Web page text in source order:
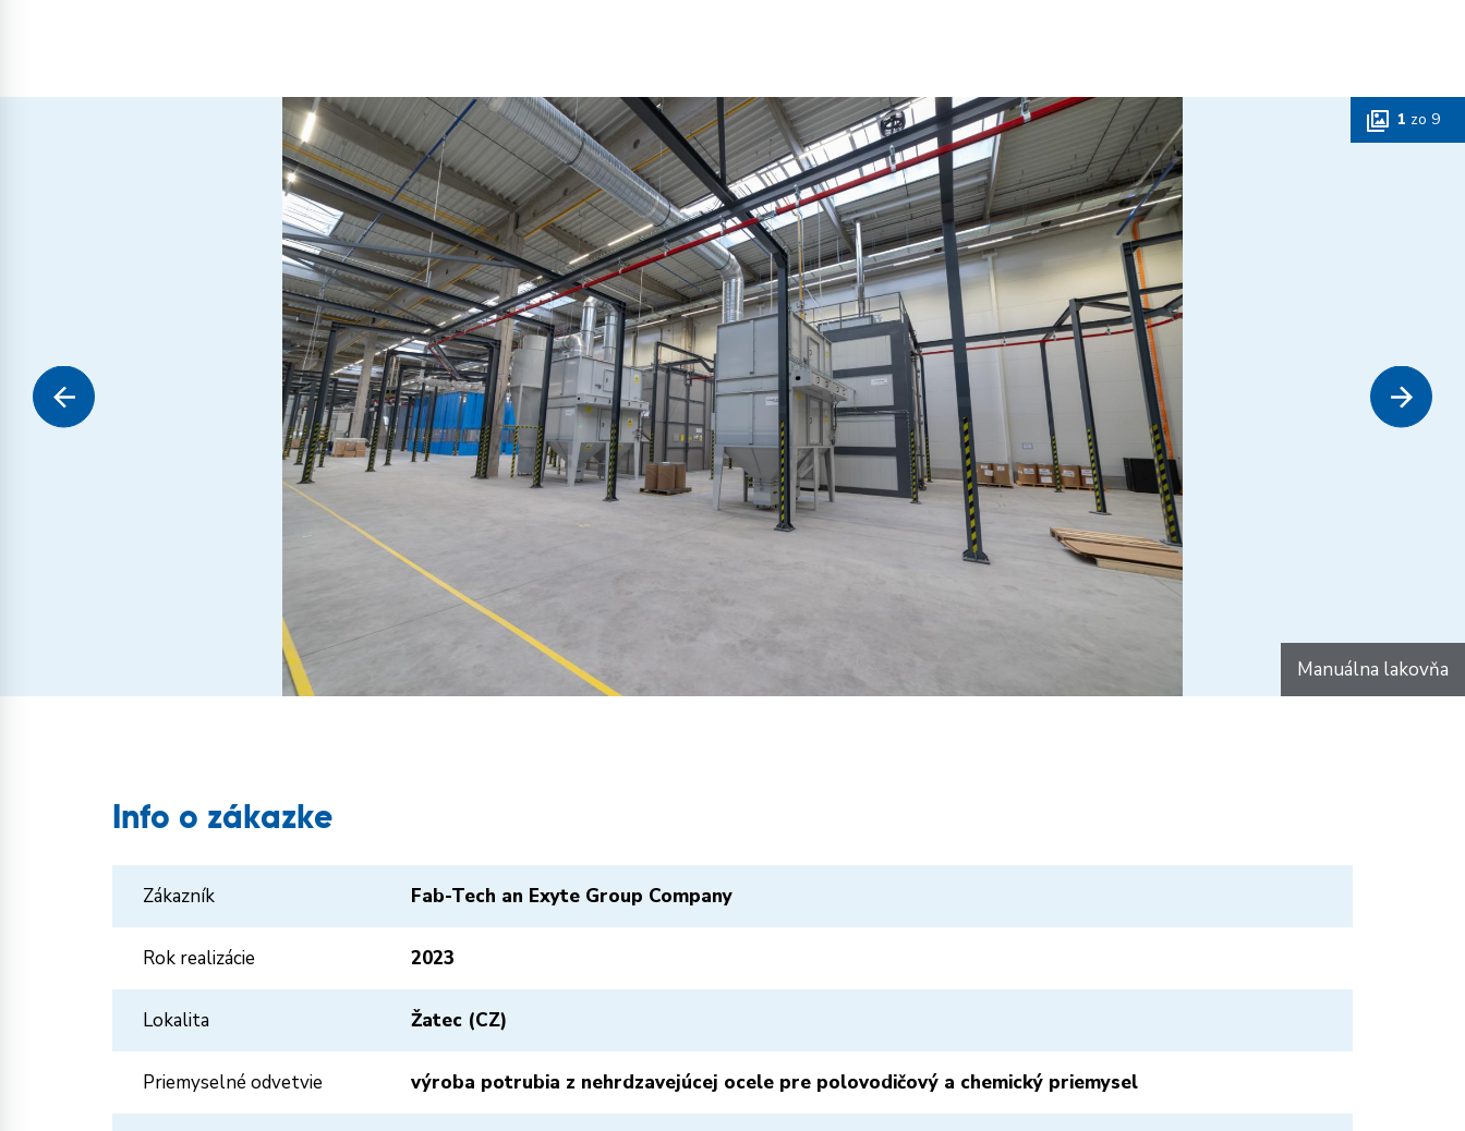
1 zo 9
Manuálna lakovňa
Info o zákazke
Zákazník Fab-Tech an Exyte Group Company
Rok realizácie 2023
Lokalita Žatec (CZ)
Priemyselné odvetvie výroba potrubia z nehrdzavejúcej ocele pre polovodičový a chemický priemysel